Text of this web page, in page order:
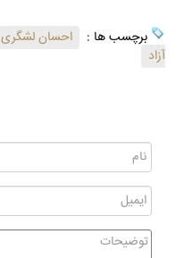
برچسب ها : احسان لشگری
آزاد